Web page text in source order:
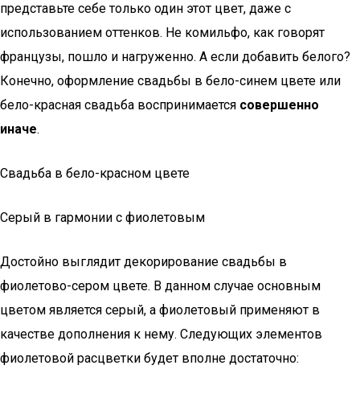
представьте себе только один этот цвет, даже с
использованием оттенков. Не комильфо, как говорят
французы, пошло и нагруженно. А если добавить белого?
Конечно, оформление свадьбы в бело-синем цвете или
бело-красная свадьба воспринимается совершенно
иначе.
Свадьба в бело-красном цвете
Серый в гармонии с фиолетовым
Достойно выглядит декорирование свадьбы в
фиолетово-сером цвете. В данном случае основным
цветом является серый, а фиолетовый применяют в
качестве дополнения к нему. Следующих элементов
фиолетовой расцветки будет вполне достаточно: